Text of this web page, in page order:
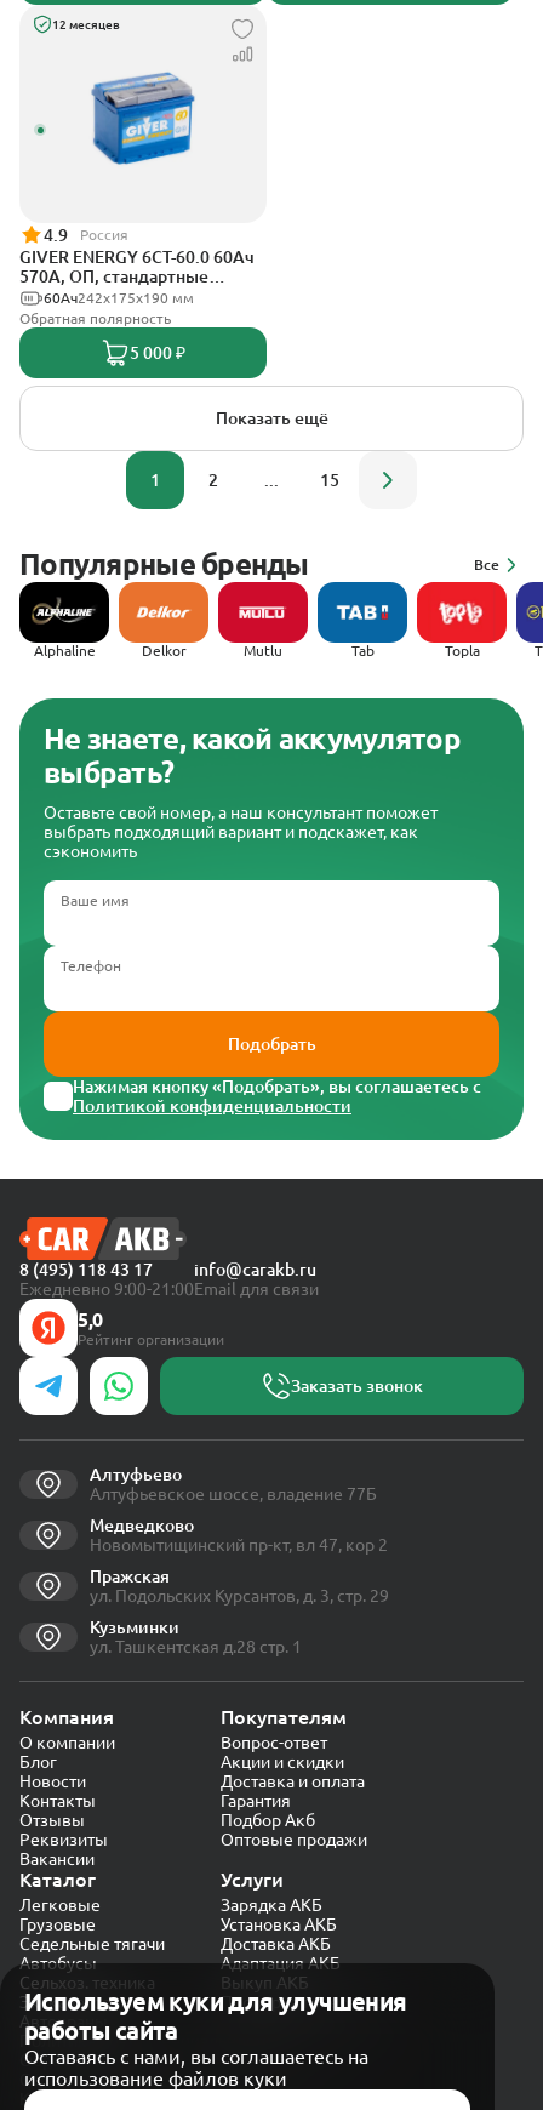
12 месяцев
4.9 Россия
GIVER ENERGY 6СТ-60.0 60Ач
570А, ОП, стандартные
клеммы242х175х190 мм
60Ач
Обратная полярность
5 000 ₽
Показать ещё
1 2 15
Популярные бренды Все
Alphaline Delkor Mutlu Tab Topla
Не знаете, какой аккумулятор
выбрать?
Оставьте свой номер, а наш консультант поможет
выбрать подходящий вариант и подскажет, как
сэкономить
Ваше имя
Телефон
Подобрать
Нажимая кнопку «Подобрать», вы соглашаетесь с
Политикой конфиденциальности
Используем куки для улучшения
работы сайта
Оставаясь с нами, вы соглашаетесь на
использование файлов куки
8 (495) 118 43 17
Ежедневно 9:00-21:00
info@carakb.ru
Email для связи
5,0
Рейтинг организации
Заказать звонок
Алтуфьево
Алтуфьевское шоссе, владение 77Б
Медведково
Новомытищинский пр-кт, вл 47, кор 2
Пражская
ул. Подольских Курсантов, д. 3, стр. 29
Кузьминки
ул. Ташкентская д.28 стр. 1
Компания
О компании
Блог
Новости
Контакты
Отзывы
Реквизиты
Вакансии
Покупателям
Вопрос-ответ
Акции и скидки
Доставка и оплата
Гарантия
Подбор Акб
Оптовые продажи
Каталог
Легковые
Грузовые
Седельные тягачи
Автобусы
Сельхоз. техника
Экскаваторы
Автокраны
Услуги
Зарядка АКБ
Установка АКБ
Доставка АКБ
Адаптация АКБ
Выкуп АКБ
Проверка генератора
Политика конфиденциальности
Обработка персональных данных
Согласие на обработку в «Яндекс.Метрика»
Карта сайта